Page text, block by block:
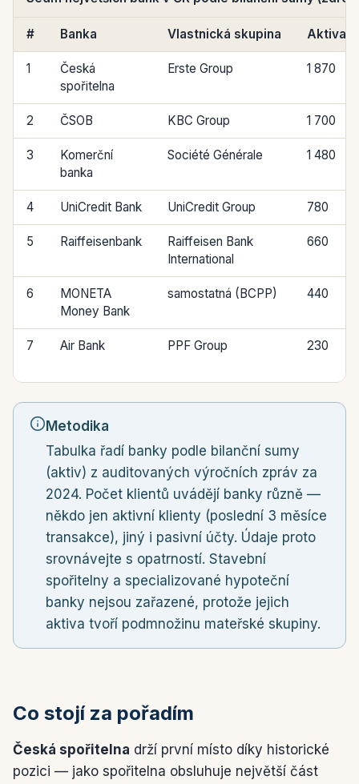
# Banka Vlastnická skupina Aktiva
1
Česká
spořitelna
Erste Group 1 870
2 ČSOB KBC Group 1 700
3
Komerční
banka
Société Générale 1 480
4 UniCredit Bank UniCredit Group 780
5 Raiffeisenbank
Raiffeisen Bank
International
660
6
MONETA
Money Bank
samostatná (BCPP) 440
7 Air Bank PPF Group 230
Metodika
Tabulka řadí banky podle bilanční sumy
(aktiv) z auditovaných výročních zpráv za
2024. Počet klientů uvádějí banky různě —
někdo jen aktivní klienty (poslední 3 měsíce
transakce), jiný i pasivní účty. Údaje proto
srovnávejte s opatrností. Stavební
spořitelny a specializované hypoteční
banky nejsou zařazené, protože jejich
aktiva tvoří podmnožinu mateřské skupiny.
Co stojí za pořadím
Česká spořitelna drží první místo díky historické
pozici — jako spořitelna obsluhuje největší část